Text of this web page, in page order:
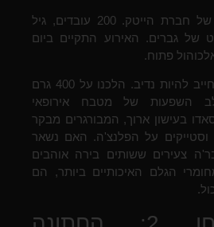
מדובר באירוע חברה של חברת הייטק. 200 עובדים, גיל
מוחלט של גברים. האירוע התקיים ביום
פתוח.
במקרה כזה, החישוב חייב להיות נדיב. הלכנו על 400 גרם
השפעות של מטבח אירופאי
בעישון ארוך, המבורגרים מבקר
וסטייקים על הפלנצ'ה. האם נשאר
צעירים ששותים בירה אוהבים
הגלם האיכותיים ביותר, הם